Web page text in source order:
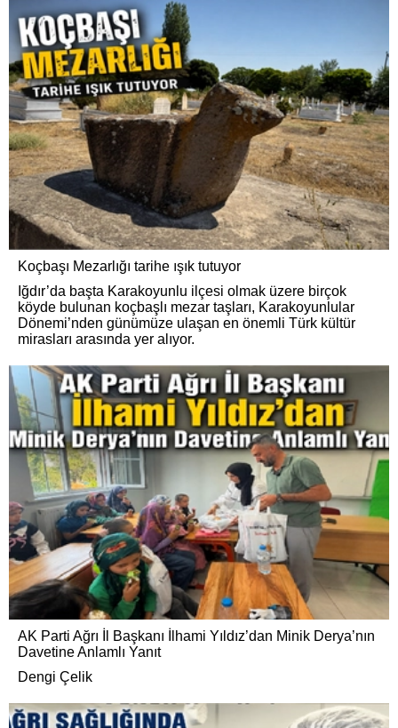
Koçbaşı Mezarlığı tarihe ışık tutuyor
Iğdır’da başta Karakoyunlu ilçesi olmak üzere birçok
köyde bulunan koçbaşlı mezar taşları, Karakoyunlular
Dönemi’nden günümüze ulaşan en önemli Türk kültür
mirasları arasında yer alıyor.
AK Parti Ağrı İl Başkanı İlhami Yıldız’dan Minik Derya’nın
Davetine Anlamlı Yanıt
Dengi Çelik